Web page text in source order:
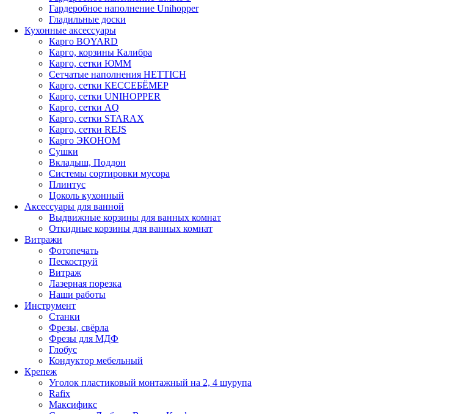
Гардеробное наполнение Unihopper
Гладильные доски
Кухонные аксессуары
Карго BOYARD
Карго, корзины Калибра
Карго, сетки ЮММ
Сетчатые наполнения HETTICH
Карго, сетки КЕССЕБЁМЕР
Карго, сетки UNIHOPPER
Карго, сетки AQ
Карго, сетки STARAX
Карго, сетки REJS
Карго ЭКОНОМ
Сушки
Вкладыш, Поддон
Системы сортировки мусора
Плинтус
Цоколь кухонный
Аксессуары для ванной
Выдвижные корзины для ванных комнат
Откидные корзины для ванных комнат
Витражи
Фотопечать
Пескоструй
Витраж
Лазерная порезка
Наши работы
Инструмент
Станки
Фрезы, свёрла
Фрезы для МДФ
Глобус
Кондуктор мебельный
Крепеж
Уголок пластиковый монтажный на 2, 4 шурупа
Rafix
Максификс